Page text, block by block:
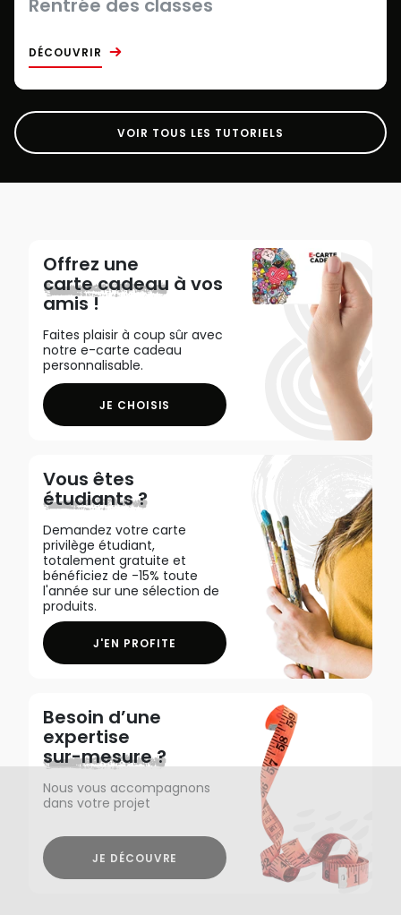
Rentrée des classes
DÉCOUVRIR
VOIR TOUS LES TUTORIELS
Offrez une
carte cadeau à vos
amis !
Faites plaisir à coup sûr avec
notre e-carte cadeau
personnalisable.
JE CHOISIS
Vous êtes
étudiants ?
Demandez votre carte
privilège étudiant,
totalement gratuite et
bénéficiez de -15% toute
l'année sur une sélection de
produits.
J'EN PROFITE
Besoin d’une
expertise
sur-mesure ?
Nous vous accompagnons
dans votre projet
JE DÉCOUVRE